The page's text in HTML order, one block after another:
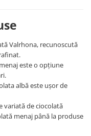
Valrhona, recunoscută
este o opțiune
albă este ușor de
variată de ciocolată
menaj până la produse